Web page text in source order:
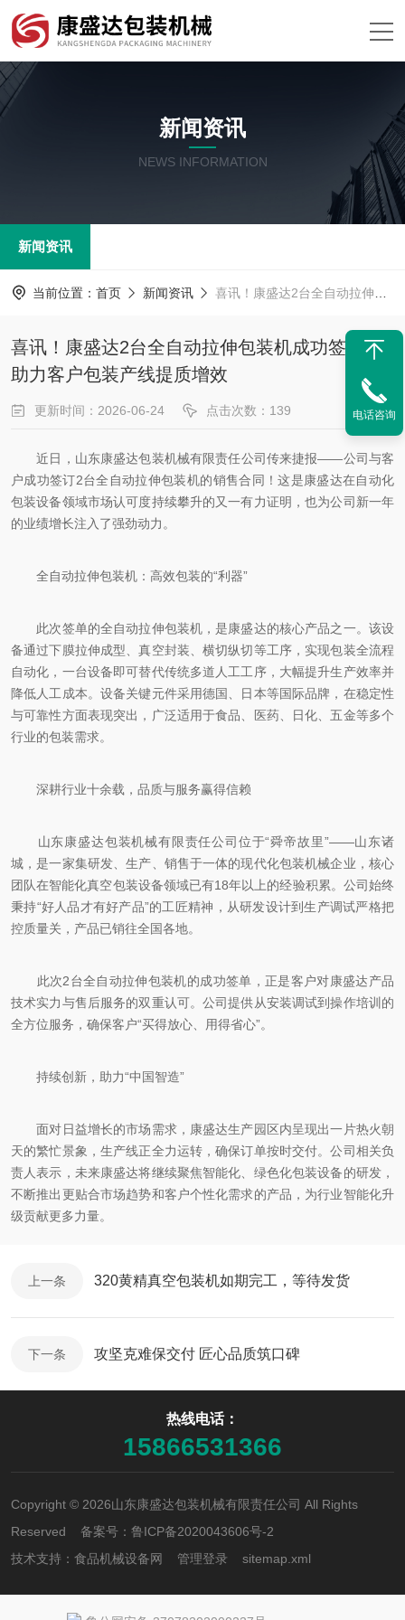
新闻资讯
NEWS INFORMATION
新闻资讯
当前位置： 首页 新闻资讯 喜讯！康盛达2台全自动拉伸包装机成功签单，助力客户包装产线提质增效
喜讯！康盛达2台全自动拉伸包装机成功签单，
助力客户包装产线提质增效
更新时间：2026-06-24 点击次数：139
近日，山东康盛达包装机械有限责任公司传来捷报——公司与客
户成功签订2台全自动拉伸包装机的销售合同！这是康盛达在自动化
包装设备领域市场认可度持续攀升的又一有力证明，也为公司新一年
的业绩增长注入了强劲动力。
全自动拉伸包装机：高效包装的“利器”
此次签单的全自动拉伸包装机，是康盛达的核心产品之一。该设
备通过下膜拉伸成型、真空封装、横切纵切等工序，实现包装全流程
自动化，一台设备即可替代传统多道人工工序，大幅提升生产效率并
降低人工成本。设备关键元件采用德国、日本等国际品牌，在稳定性
与可靠性方面表现突出，广泛适用于食品、医药、日化、五金等多个
行业的包装需求。
深耕行业十余载，品质与服务赢得信赖
山东康盛达包装机械有限责任公司位于“舜帝故里”——山东诸
城，是一家集研发、生产、销售于一体的现代化包装机械企业，核心
团队在智能化真空包装设备领域已有18年以上的经验积累。公司始终
秉持“好人品才有好产品”的工匠精神，从研发设计到生产调试严格把
控质量关，产品已销往全国各地。
此次2台全自动拉伸包装机的成功签单，正是客户对康盛达产品
技术实力与售后服务的双重认可。公司提供从安装调试到操作培训的
全方位服务，确保客户“买得放心、用得省心”。
持续创新，助力“中国智造”
面对日益增长的市场需求，康盛达生产园区内呈现出一片热火朝
天的繁忙景象，生产线正全力运转，确保订单按时交付。公司相关负
责人表示，未来康盛达将继续聚焦智能化、绿色化包装设备的研发，
不断推出更贴合市场趋势和客户个性化需求的产品，为行业智能化升
级贡献更多力量。
上一条 320黄精真空包装机如期完工，等待发货
下一条 攻坚克难保交付 匠心品质筑口碑
热线电话：
15866531366
Copyright © 2026山东康盛达包装机械有限责任公司 All Rights
Reserved 备案号： 鲁ICP备2020043606号-2
技术支持： 食品机械设备网 管理登录 sitemap.xml
电话咨询